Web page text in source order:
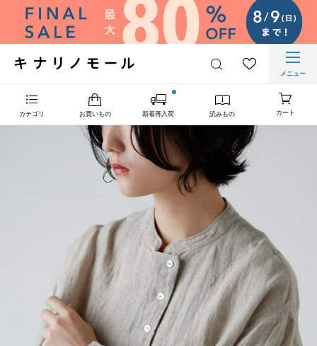
メニュー
カテゴリ お買いもの 新着再入荷 読みもの カート